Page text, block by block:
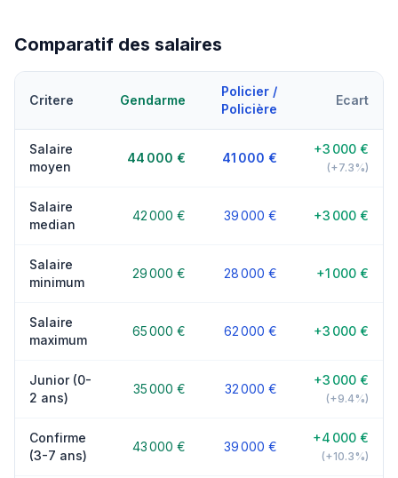
Comparatif des salaires
Critere Gendarme
Policier /
Policière
Ecart
Salaire
moyen
44 000 € 41 000 €
+3 000 €
(+7.3%)
Salaire
median
42 000 € 39 000 € +3 000 €
Salaire
minimum
29 000 € 28 000 € +1 000 €
Salaire
maximum
65 000 € 62 000 € +3 000 €
Junior (0-
2 ans)
35 000 € 32 000 €
+3 000 €
(+9.4%)
Confirme
(3-7 ans)
43 000 € 39 000 €
+4 000 €
(+10.3%)